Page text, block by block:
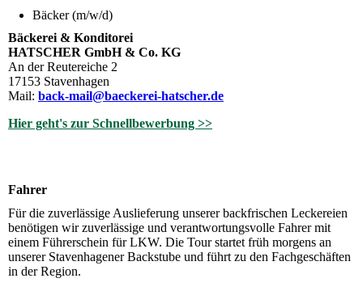
Bäcker (m/w/d)
Bäckerei & Konditorei
HATSCHER GmbH & Co. KG
An der Reutereiche 2
17153 Stavenhagen
Mail: back-mail@baeckerei-hatscher.de
Hier geht's zur Schnellbewerbung >>
Fahrer
Für die zuverlässige Auslieferung unserer backfrischen Leckereien
benötigen wir zuverlässige und verantwortungsvolle Fahrer mit
einem Führerschein für LKW. Die Tour startet früh morgens an
unserer Stavenhagener Backstube und führt zu den Fachgeschäften
in der Region.